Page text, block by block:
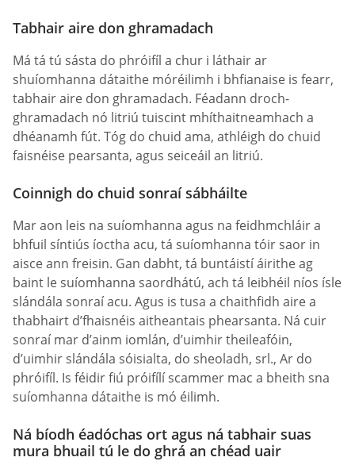
Tabhair aire don ghramadach
Má tá tú sásta do phróifíl a chur i láthair ar
shuíomhanna dátaithe móréilimh i bhfianaise is fearr,
tabhair aire don ghramadach. Féadann droch-
ghramadach nó litriú tuiscint mhíthaitneamhach a
dhéanamh fút. Tóg do chuid ama, athléigh do chuid
faisnéise pearsanta, agus seiceáil an litriú.
Coinnigh do chuid sonraí sábháilte
Mar aon leis na suíomhanna agus na feidhmchláir a
bhfuil síntiús íoctha acu, tá suíomhanna tóir saor in
aisce ann freisin. Gan dabht, tá buntáistí áirithe ag
baint le suíomhanna saordhátú, ach tá leibhéil níos ísle
slándála sonraí acu. Agus is tusa a chaithfidh aire a
thabhairt d’fhaisnéis aitheantais phearsanta. Ná cuir
sonraí mar d’ainm iomlán, d’uimhir theileafóin,
d’uimhir slándála sóisialta, do sheoladh, srl., Ar do
phróifíl. Is féidir fiú próifílí scammer mac a bheith sna
suíomhanna dátaithe is mó éilimh.
Ná bíodh éadóchas ort agus ná tabhair suas
mura bhuail tú le do ghrá an chéad uair